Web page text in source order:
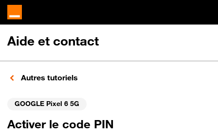
Aide et contact
Autres tutoriels
GOOGLE Pixel 6 5G
Activer le code PIN